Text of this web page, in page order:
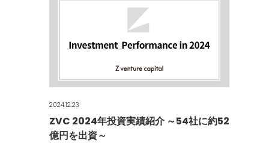
2024.12.23
ZVC 2024年投資実績紹介 ～54社に約52
億円を出資～